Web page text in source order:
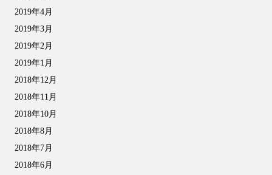
2019年4月
2019年3月
2019年2月
2019年1月
2018年12月
2018年11月
2018年10月
2018年8月
2018年7月
2018年6月